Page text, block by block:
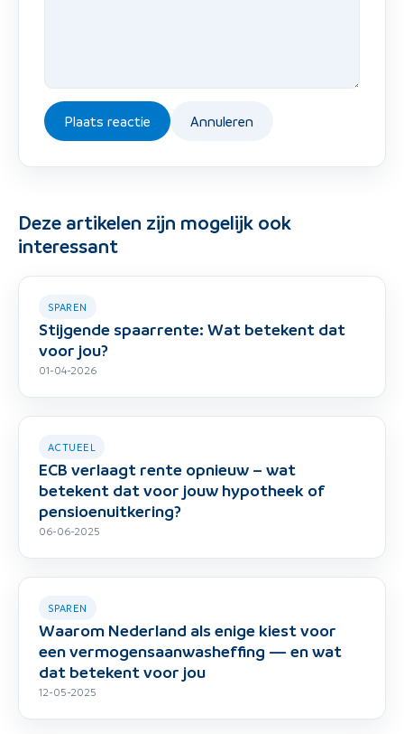
Plaats reactie Annuleren
Deze artikelen zijn mogelijk ook
interessant
SPAREN
Stijgende spaarrente: Wat betekent dat
voor jou?
01-04-2026
ACTUEEL
ECB verlaagt rente opnieuw – wat
betekent dat voor jouw hypotheek of
pensioenuitkering?
06-06-2025
SPAREN
Waarom Nederland als enige kiest voor
een vermogensaanwasheffing — en wat
dat betekent voor jou
12-05-2025